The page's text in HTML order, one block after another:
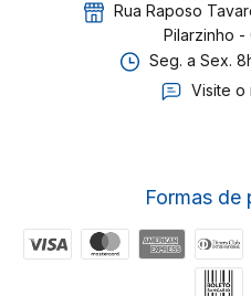
Rua Raposo
Pilarzinho -
Seg. a Sex.
Visite o
Formas de